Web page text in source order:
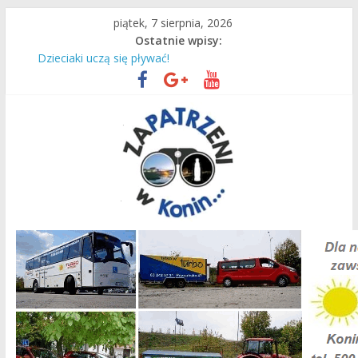
piątek, 7 sierpnia, 2026
Ostatnie wpisy:
Most
Dzieciaki uczą się pływać!
We wrześniu planowane jest spotkanie na tym terenie!
Czas intensywnej pracy dla naszych ciepłowników!
Zapatrzeni
w
Konin